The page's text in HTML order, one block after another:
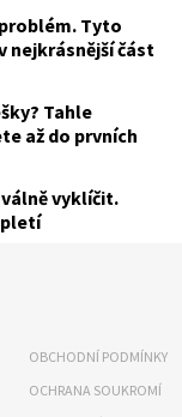
Tyto
nejkrásnější část
Tahle
až do prvních
vyklíčit.
OBCHODNÍ PODMÍNKY
OCHRANA SOUKROMÍ